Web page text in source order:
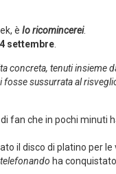
è Io ricomincerei.
4 settembre.
concreta, tenuti insieme
sussurrata al
fan che in pochi
il disco di platino per le
ha